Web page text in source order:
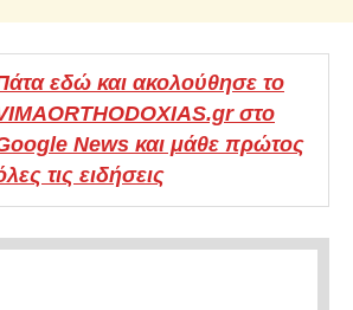
εδώ και ακολούθησε το
στο
News και μάθε πρώτος
τις ειδήσεις